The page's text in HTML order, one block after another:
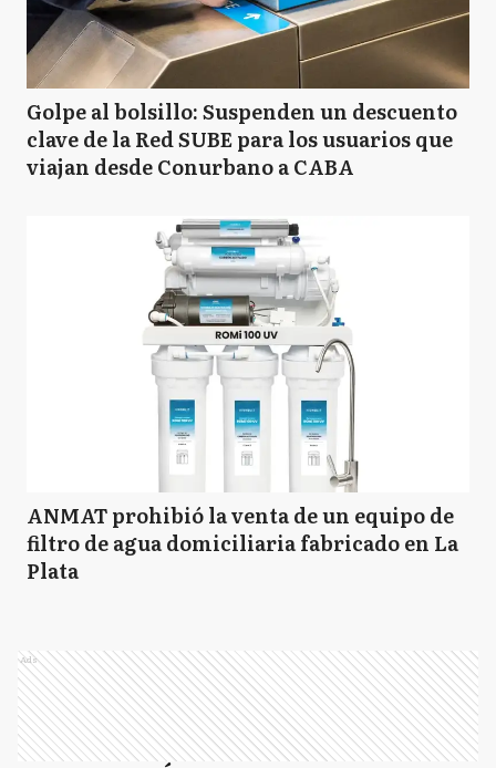
Golpe al bolsillo: Suspenden un descuento
clave de la Red SUBE para los usuarios que
viajan desde Conurbano a CABA
ANMAT prohibió la venta de un equipo de
filtro de agua domiciliaria fabricado en La
Plata
Ads